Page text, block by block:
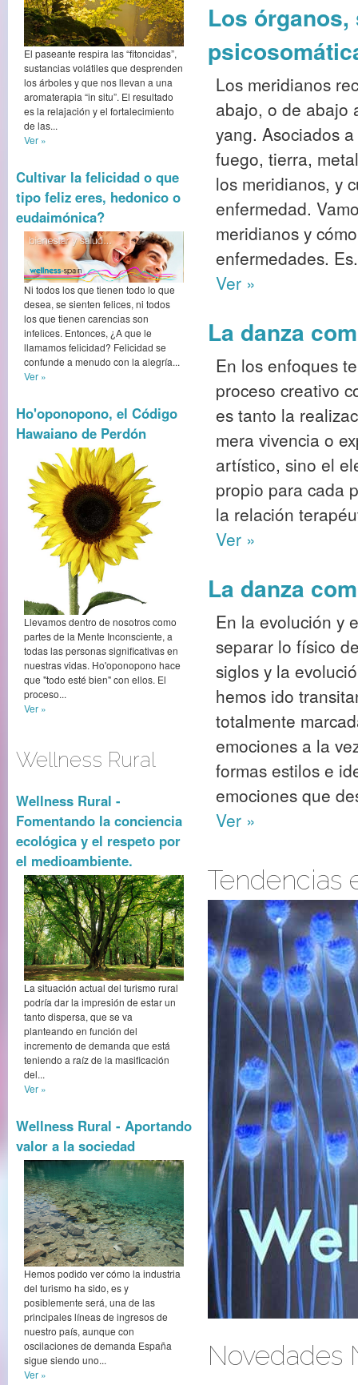
El paseante respira las “fitoncidas”,
sustancias volátiles que desprenden
los árboles y que nos llevan a una
aromaterapia “in situ”. El resultado
es la relajación y el fortalecimiento
de las...
Ver »
Cultivar la felicidad o que
tipo feliz eres, hedonico o
eudaimónica?
Ni todos los que tienen todo lo que
desea, se sienten felices, ni todos
los que tienen carencias son
infelices. Entonces, ¿A que le
llamamos felicidad? Felicidad se
confunde a menudo con la alegría...
Ver »
Ho'oponopono, el Código
Hawaiano de Perdón
Llevamos dentro de nosotros como
partes de la Mente Inconsciente, a
todas las personas significativas en
nuestras vidas. Ho'oponopono hace
que "todo esté bien" con ellos. El
proceso...
Ver »
Wellness Rural
Wellness Rural -
Fomentando la conciencia
ecológica y el respeto por
el medioambiente.
La situación actual del turismo rural
podría dar la impresión de estar un
tanto dispersa, que se va
planteando en función del
incremento de demanda que está
teniendo a raíz de la masificación
del...
Ver »
Wellness Rural - Aportando
valor a la sociedad
Hemos podido ver cómo la industria
del turismo ha sido, es y
posiblemente será, una de las
principales líneas de ingresos de
nuestro país, aunque con
oscilaciones de demanda España
sigue siendo uno...
Ver »
Los
Los meridianos
abajo, o de abajo
yang. Asociados
fuego, tierra,
los meridianos, y
enfermedad.
meridianos y
enfermedades.
Ver »
La danza
En los enfoques
proceso creativo
es tanto la
mera vivencia o
artístico, sino el
propio para cada
la relación
Ver »
La danza
En la evolución y
separar lo físico
siglos y la
hemos ido
totalmente
emociones a la
formas estilos e
emociones que
Ver »
Tendencias
Novedades